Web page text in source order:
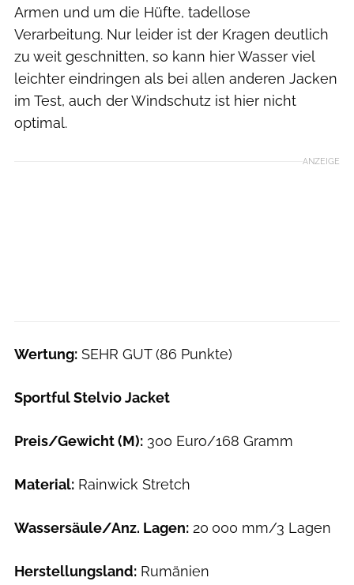
Armen und um die Hüfte, tadellose
Verarbeitung. Nur leider ist der Kragen deutlich
zu weit geschnitten, so kann hier Wasser viel
leichter eindringen als bei allen anderen Jacken
im Test, auch der Windschutz ist hier nicht
optimal.
ANZEIGE
Wertung: SEHR GUT (86 Punkte)
Sportful Stelvio Jacket
Preis/Gewicht (M): 300 Euro/168 Gramm
Material: Rainwick Stretch
Wassersäule/Anz. Lagen: 20 000 mm/3 Lagen
Herstellungsland: Rumänien